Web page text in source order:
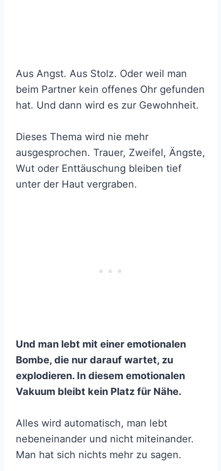
Aus Angst. Aus Stolz. Oder weil man
beim Partner kein offenes Ohr gefunden
hat. Und dann wird es zur Gewohnheit.
Dieses Thema wird nie mehr
ausgesprochen. Trauer, Zweifel, Ängste,
Wut oder Enttäuschung bleiben tief
unter der Haut vergraben.
Und man lebt mit einer emotionalen
Bombe, die nur darauf wartet, zu
explodieren. In diesem emotionalen
Vakuum bleibt kein Platz für Nähe.
Alles wird automatisch, man lebt
nebeneinander und nicht miteinander.
Man hat sich nichts mehr zu sagen.